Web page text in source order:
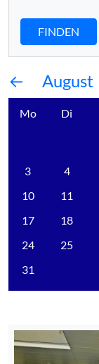
FINDEN
August
Mo Di
3
4
10
11
17
18
24
25
31